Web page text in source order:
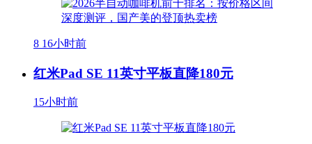
8 16小时前
红米Pad SE 11英寸平板直降180元
15小时前